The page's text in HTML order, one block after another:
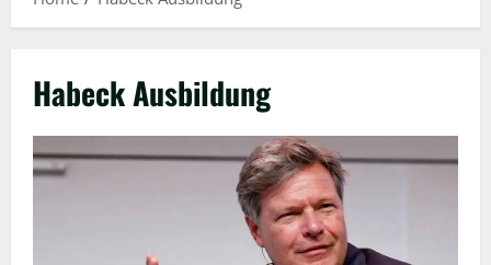
Habeck Ausbildung